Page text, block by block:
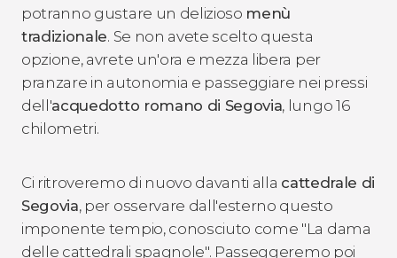
potranno gustare un delizioso menù
tradizionale. Se non avete scelto questa
opzione, avrete un'ora e mezza libera per
pranzare in autonomia e passeggiare nei pressi
dell'acquedotto romano di Segovia, lungo 16
chilometri.
Ci ritroveremo di nuovo davanti alla cattedrale di
Segovia, per osservare dall'esterno questo
imponente tempio, conosciuto come "La dama
delle cattedrali spagnole". Passeggeremo poi